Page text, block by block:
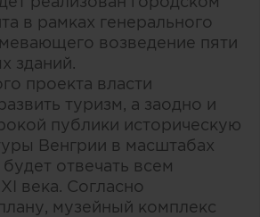
в рамках генерального
возведение пяти
зданий.
проекта власти
туризм, а заодно и
публики историческую
Венгрии в масштабах
отвечать всем
века. Согласно
музейный комплекс